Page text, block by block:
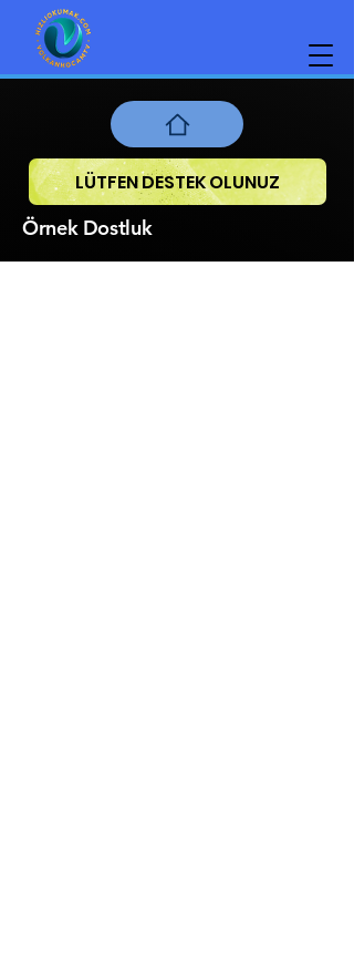
LÜTFEN DESTEK OLUNUZ
Örnek Dostluk